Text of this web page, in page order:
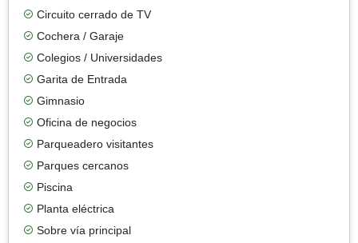
Circuito cerrado de TV
Cochera / Garaje
Colegios / Universidades
Garita de Entrada
Gimnasio
Oficina de negocios
Parqueadero visitantes
Parques cercanos
Piscina
Planta eléctrica
Sobre vía principal